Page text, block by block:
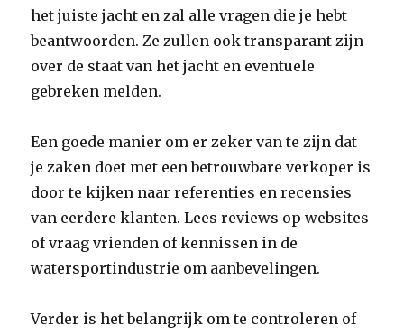
het juiste jacht en zal alle vragen die je hebt
beantwoorden. Ze zullen ook transparant zijn
over de staat van het jacht en eventuele
gebreken melden.
Een goede manier om er zeker van te zijn dat
je zaken doet met een betrouwbare verkoper is
door te kijken naar referenties en recensies
van eerdere klanten. Lees reviews op websites
of vraag vrienden of kennissen in de
watersportindustrie om aanbevelingen.
Verder is het belangrijk om te controleren of